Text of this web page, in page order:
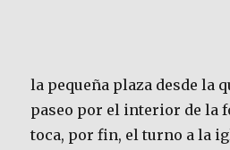
la pequeña plaza desde la
paseo por el interior de la
toca, por fin, el turno a la